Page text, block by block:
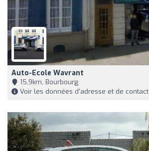
Auto-Ecole Wavrant
15,9km, Bourbourg
Voir les données d'adresse et de contact